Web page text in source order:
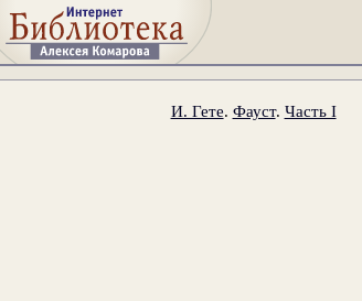
И. Гете. Фауст. Часть I